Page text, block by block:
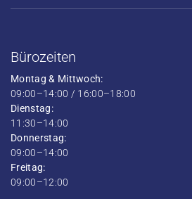
Bürozeiten
Montag & Mittwoch:
09:00–14:00 / 16:00–18:00
Dienstag:
11:30–14:00
Donnerstag:
09:00–14:00
Freitag:
09:00–12:00